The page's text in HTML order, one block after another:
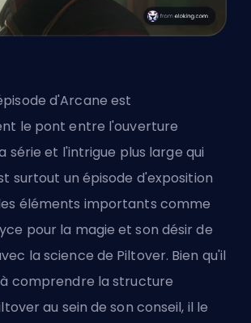
d'Arcane est
le pont entre l'ouverture
série et l'intrigue plus large qui
surtout un épisode d'exposition
éléments importants comme
pour la magie et son désir de
la science de Piltover. Bien qu'il
comprendre la structure
au sein de son conseil, il le